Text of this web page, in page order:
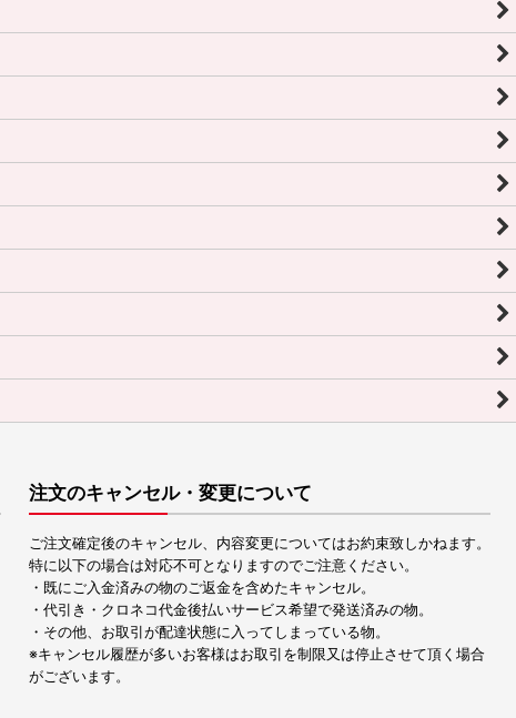
注文のキャンセル・変更について
ご注文確定後のキャンセル、内容変更についてはお約束致しかねます。
特に以下の場合は対応不可となりますのでご注意ください。
・既にご入金済みの物のご返金を含めたキャンセル。
・代引き・クロネコ代金後払いサービス希望で発送済みの物。
・その他、お取引が配達状態に入ってしまっている物。
※キャンセル履歴が多いお客様はお取引を制限又は停止させて頂く場合
がございます。